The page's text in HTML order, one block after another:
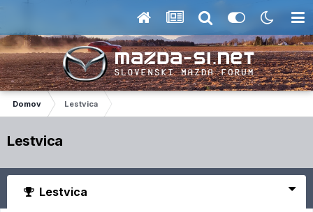
Domov Lestvica
Lestvica
Lestvica